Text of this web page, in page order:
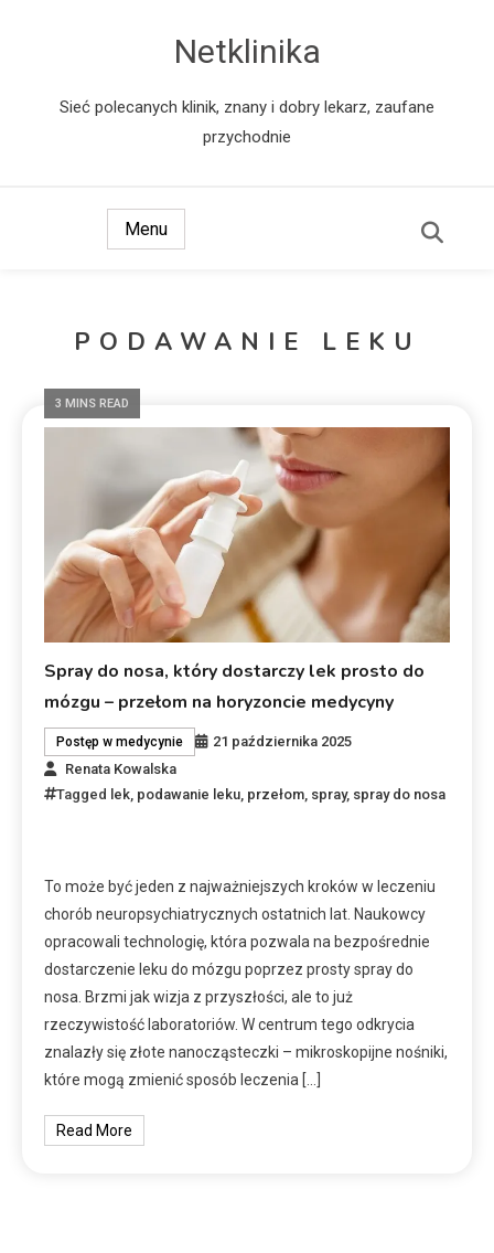
Netklinika
Sieć polecanych klinik, znany i dobry lekarz, zaufane
przychodnie
Menu
PODAWANIE LEKU
3 MINS READ
Spray do nosa, który dostarczy lek prosto do
mózgu – przełom na horyzoncie medycyny
Postęp w medycynie
21 października 2025
Renata Kowalska
Tagged lek, podawanie leku, przełom, spray, spray do nosa
To może być jeden z najważniejszych kroków w leczeniu
chorób neuropsychiatrycznych ostatnich lat. Naukowcy
opracowali technologię, która pozwala na bezpośrednie
dostarczenie leku do mózgu poprzez prosty spray do
nosa. Brzmi jak wizja z przyszłości, ale to już
rzeczywistość laboratoriów. W centrum tego odkrycia
znalazły się złote nanocząsteczki – mikroskopijne nośniki,
które mogą zmienić sposób leczenia […]
Read More